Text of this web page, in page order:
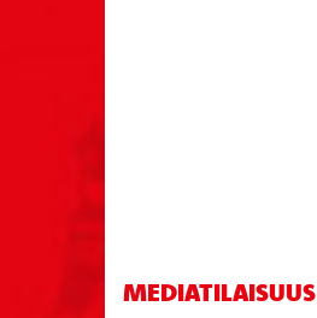
MEDIATILAISUUS